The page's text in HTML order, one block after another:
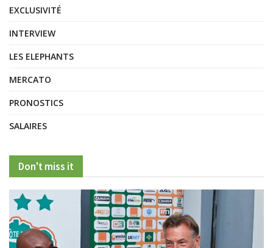
EXCLUSIVITÉ
INTERVIEW
LES ELEPHANTS
MERCATO
PRONOSTICS
SALAIRES
Don't miss it